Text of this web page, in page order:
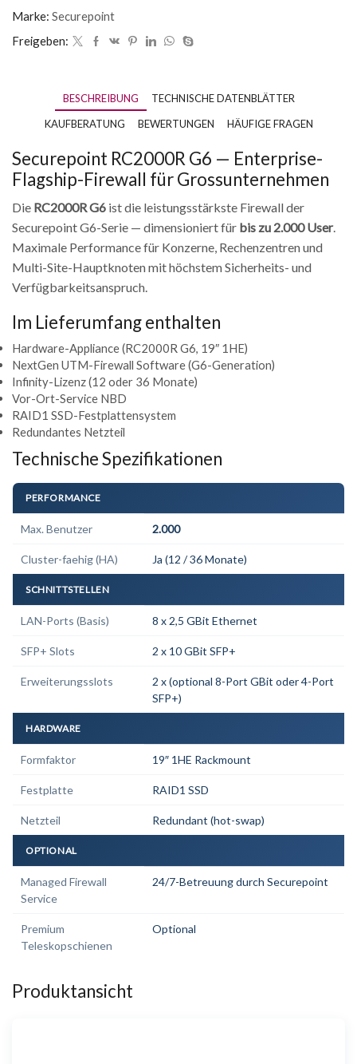
Marke: Securepoint
Freigeben:
BESCHREIBUNG
TECHNISCHE DATENBLÄTTER
KAUFBERATUNG
BEWERTUNGEN HÄUFIGE FRAGEN
Securepoint RC2000R G6 — Enterprise-
Flagship-Firewall für Grossunternehmen
Die RC2000R G6 ist die leistungsstärkste Firewall der
Securepoint G6-Serie — dimensioniert für bis zu 2.000 User.
Maximale Performance für Konzerne, Rechenzentren und
Multi-Site-Hauptknoten mit höchstem Sicherheits- und
Verfügbarkeitsanspruch.
Im Lieferumfang enthalten
Hardware-Appliance (RC2000R G6, 19″ 1HE)
NextGen UTM-Firewall Software (G6-Generation)
Infinity-Lizenz (12 oder 36 Monate)
Vor-Ort-Service NBD
RAID1 SSD-Festplattensystem
Redundantes Netzteil
Technische Spezifikationen
PERFORMANCE
Max. Benutzer 2.000
Cluster-faehig (HA) Ja (12 / 36 Monate)
SCHNITTSTELLEN
LAN-Ports (Basis) 8 x 2,5 GBit Ethernet
SFP+ Slots 2 x 10 GBit SFP+
Erweiterungsslots
2 x (optional 8-Port GBit oder 4-Port
SFP+)
HARDWARE
Formfaktor 19″ 1HE Rackmount
Festplatte RAID1 SSD
Netzteil Redundant (hot-swap)
OPTIONAL
Managed Firewall
Service
24/7-Betreuung durch Securepoint
Premium
Teleskopschienen
Optional
Produktansicht